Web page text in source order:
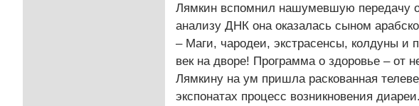
Лямкин вспомнил нашумевшую передачу
анализу ДНК она оказалась сыном
– Маги, чародеи, экстрасенсы, колдуны и
век на дворе! Программа о здоровье – от
Лямкину на ум пришла раскованная
экспонатах процесс возникновения диареи.